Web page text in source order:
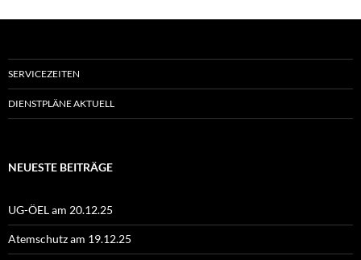
SERVICEZEITEN
DIENSTPLÄNE AKTUELL
NEUESTE BEITRÄGE
UG-ÖEL am 20.12.25
Atemschutz am 19.12.25